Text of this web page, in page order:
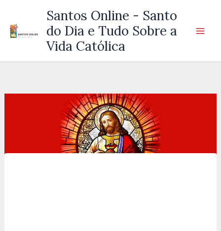
Santos Online - Santo
do Dia e Tudo Sobre a
Vida Católica